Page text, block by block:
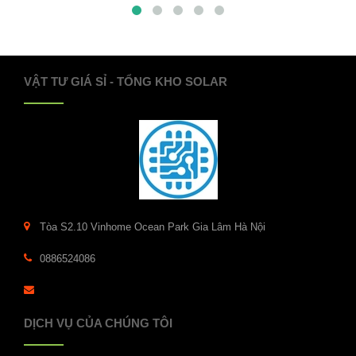
VẬT TƯ GIÁ SỈ - TỔNG KHO SOLAR
Tòa S2.10 Vinhome Ocean Park Gia Lâm Hà Nội
0886524086
DỊCH VỤ CỦA CHÚNG TÔI